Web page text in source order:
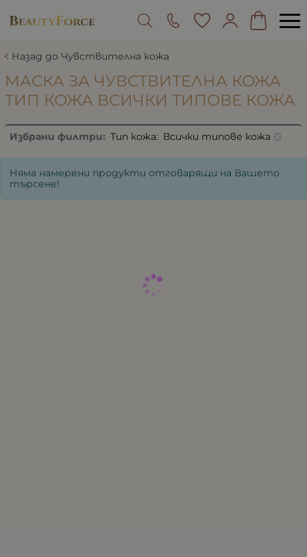
Назад до Чувствителна кожа
МАСКА ЗА ЧУВСТВИТЕЛНА КОЖА
ТИП КОЖА ВСИЧКИ ТИПОВЕ КОЖА
Избрани филтри: Тип кожа: Всички типове кожа
Няма намерени продукти отговарящи на Вашето
търсене!